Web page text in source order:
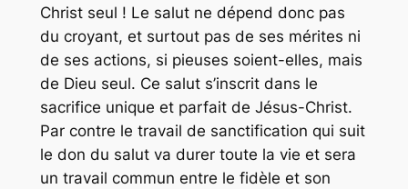
Christ seul ! Le salut ne dépend donc pas
du croyant, et surtout pas de ses mérites ni
de ses actions, si pieuses soient-elles, mais
de Dieu seul. Ce salut s’inscrit dans le
sacrifice unique et parfait de Jésus-Christ.
Par contre le travail de sanctification qui suit
le don du salut va durer toute la vie et sera
un travail commun entre le fidèle et son